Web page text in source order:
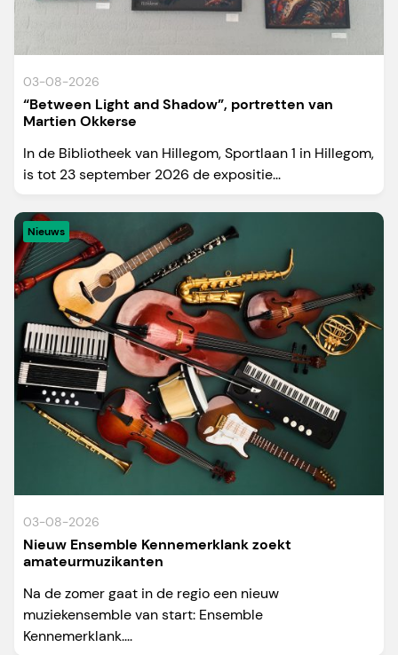
03-08-2026
“Between Light and Shadow”, portretten van
Martien Okkerse
In de Bibliotheek van Hillegom, Sportlaan 1 in Hillegom,
is tot 23 september 2026 de expositie...
Nieuws
03-08-2026
Nieuw Ensemble Kennemerklank zoekt
amateurmuzikanten
Na de zomer gaat in de regio een nieuw
muziekensemble van start: Ensemble
Kennemerklank....